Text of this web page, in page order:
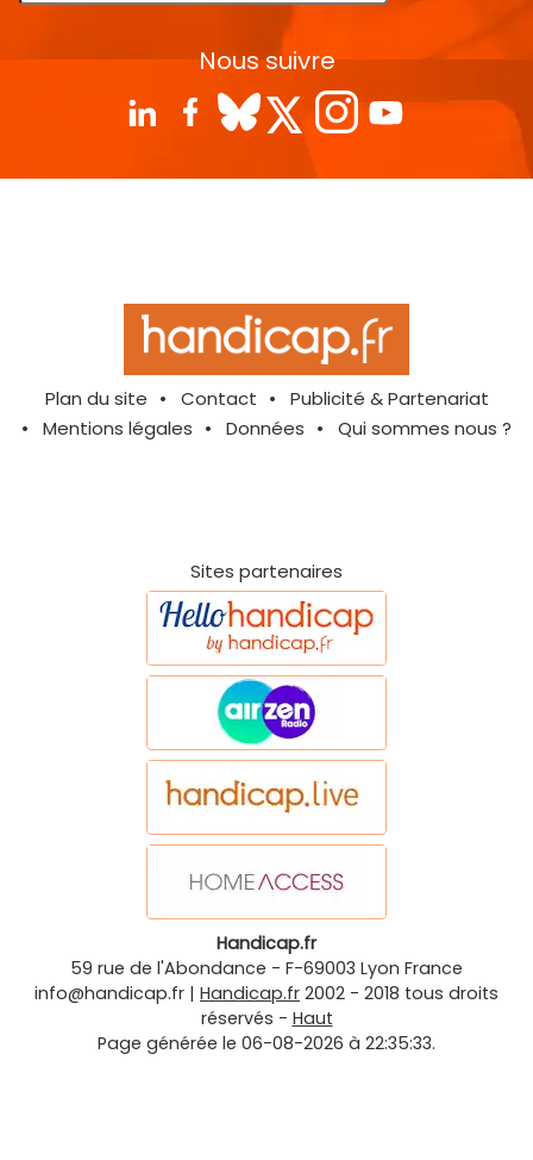
Nous suivre
Plan du site Contact
Publicité & Partenariat
Mentions légales
Données Qui sommes nous ?
Sites partenaires
Handicap.fr
59 rue de l'Abondance - F-69003 Lyon France
info@handicap.fr | Handicap.fr 2002 - 2018 tous droits
réservés - Haut
Page générée le 06-08-2026 à 22:35:33.